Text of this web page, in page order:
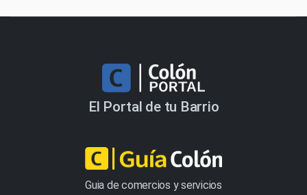
El Portal de tu Barrio
Guia de comercios y servicios